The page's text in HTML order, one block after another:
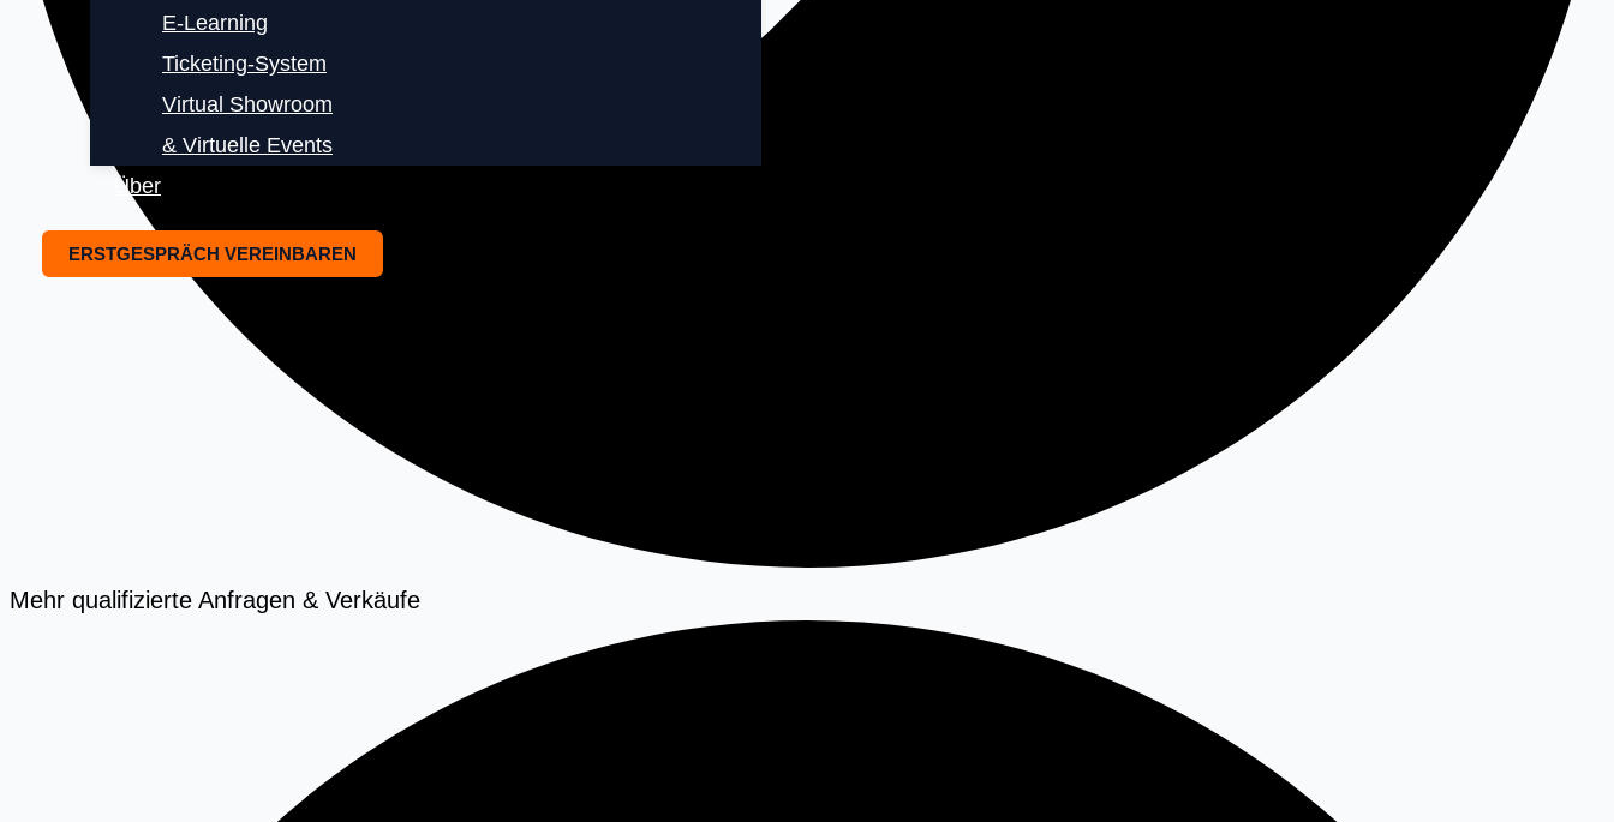
E‑Learning
Ticketing-System
Virtual Showroom
& Virtuelle Events
Über
ERSTGESPRÄCH VEREINBAREN
Mehr qualifizierte Anfragen & Verkäufe